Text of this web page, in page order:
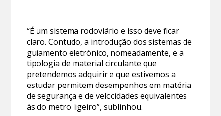
“É um sistema rodoviário e isso deve ficar
claro. Contudo, a introdução dos sistemas de
guiamento eletrónico, nomeadamente, e a
tipologia de material circulante que
pretendemos adquirir e que estivemos a
estudar permitem desempenhos em matéria
de segurança e de velocidades equivalentes
às do metro ligeiro”, sublinhou.